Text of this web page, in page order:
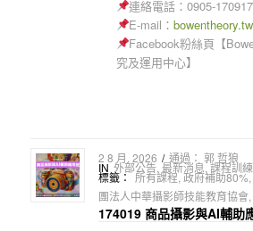
連絡電話：0905-170917
E-mail：
Facebook粉絲頁【
究及運用中心】
2 8 月, 2026 / 通過： 郭 哲狼
IN 外部公告, 最新消息,課程訓練
標籤： 所有課程,政府補助80%,
團法人中華攝影師技能教育協會,
174019 商品攝影與AI輔助